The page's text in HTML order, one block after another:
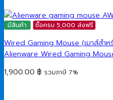
มีสินค้า ซื้อครบ 5,000 ส่งฟรี
Wired Gaming Mouse (เมาส์สำ
Alienware Wired Gaming
1,900.00 ฿ รวมภาษี 7%